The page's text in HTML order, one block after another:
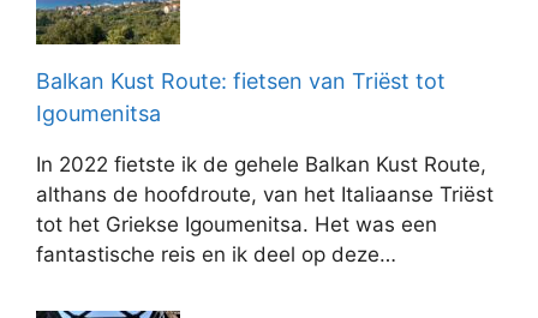
Balkan Kust Route: fietsen van Triëst tot
Igoumenitsa
In 2022 fietste ik de gehele Balkan Kust Route,
althans de hoofdroute, van het Italiaanse Triëst
tot het Griekse Igoumenitsa. Het was een
fantastische reis en ik deel op deze…